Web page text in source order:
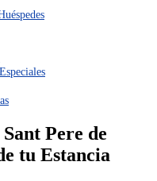
Pere de
tu Estancia